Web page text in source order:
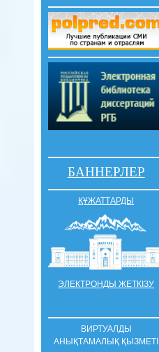
БАННЕРЛЕР
ҚҰЖАТТАРДЫ
ЭЛЕКТРОНДЫ ЖЕТКІЗУ
ВИРТУАЛДЫ
АНЫҚТАМАЛЫҚ ҚЫЗМЕТІ